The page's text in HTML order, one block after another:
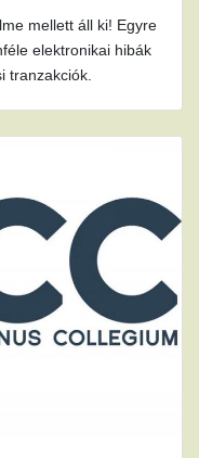
mellett áll ki! Egyre
elektronikai hibák
tranzakciók.